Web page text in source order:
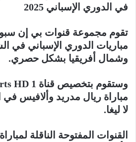
في الدوري الإسباني 2025
تقوم مجموعة قنوات بي إن
مباريات الدوري الإسباني في
وشمال أفريقيا بشكل حصري.
مباراة ريال مدريد وألافيس في
لا ليغا.
القنوات المفتوحة الناقلة